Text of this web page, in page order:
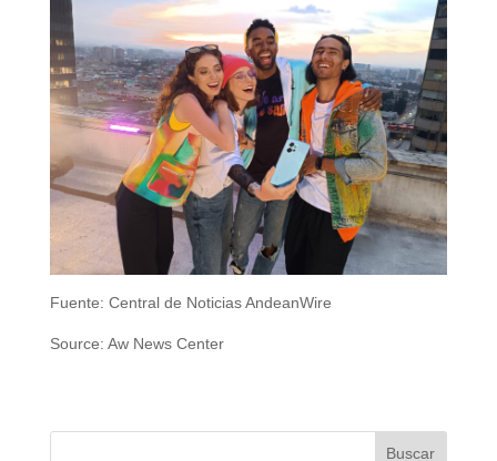
Fuente: Central de Noticias AndeanWire
Source: Aw News Center